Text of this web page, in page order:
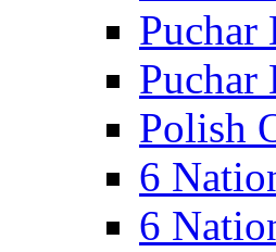
Puchar
Polish
6
6